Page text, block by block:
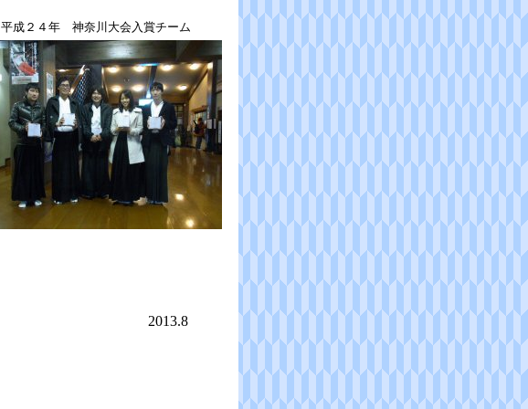
平成２４年 神奈川大会入賞チーム
2013.8